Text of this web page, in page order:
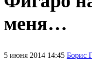
меня…
5 июня 2014 14:45 Борис